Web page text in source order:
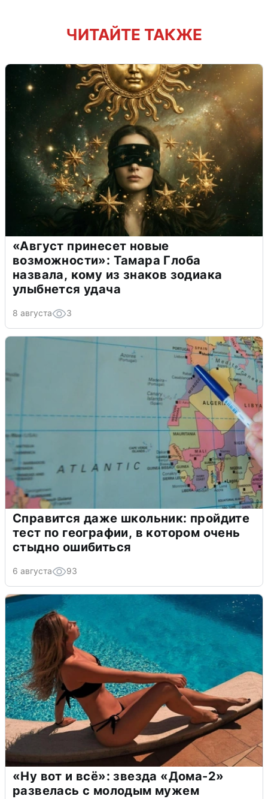
ЧИТАЙТЕ ТАКЖЕ
«Август принесет новые
возможности»: Тамара Глоба
назвала, кому из знаков зодиака
улыбнется удача
8 августа 3
Справится даже школьник: пройдите
тест по географии, в котором очень
стыдно ошибиться
6 августа 93
«Ну вот и всё»: звезда «Дома-2»
развелась с молодым мужем